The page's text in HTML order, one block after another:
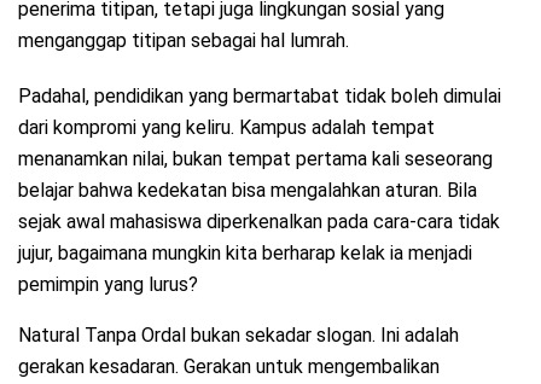
penerima titipan, tetapi juga lingkungan sosial yang
menganggap titipan sebagai hal lumrah.
Padahal, pendidikan yang bermartabat tidak boleh dimulai
dari kompromi yang keliru. Kampus adalah tempat
menanamkan nilai, bukan tempat pertama kali seseorang
belajar bahwa kedekatan bisa mengalahkan aturan. Bila
sejak awal mahasiswa diperkenalkan pada cara-cara tidak
jujur, bagaimana mungkin kita berharap kelak ia menjadi
pemimpin yang lurus?
Natural Tanpa Ordal bukan sekadar slogan. Ini adalah
gerakan kesadaran. Gerakan untuk mengembalikan